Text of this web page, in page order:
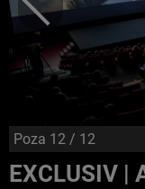
Poza 12 / 12
EXCLUSIV |